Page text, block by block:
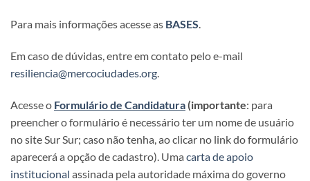
Para mais informações acesse as BASES.
Em caso de dúvidas, entre em contato pelo e-mail
resiliencia@mercociudades.org
Acesse o Formulário de Candidatura (importante: para
preencher o formulário é necessário ter um nome de usuário
no site Sur Sur; caso não tenha, ao clicar no link do formulário
aparecerá a opção de cadastro). Uma carta de apoio
institucional assinada pela autoridade máxima do governo